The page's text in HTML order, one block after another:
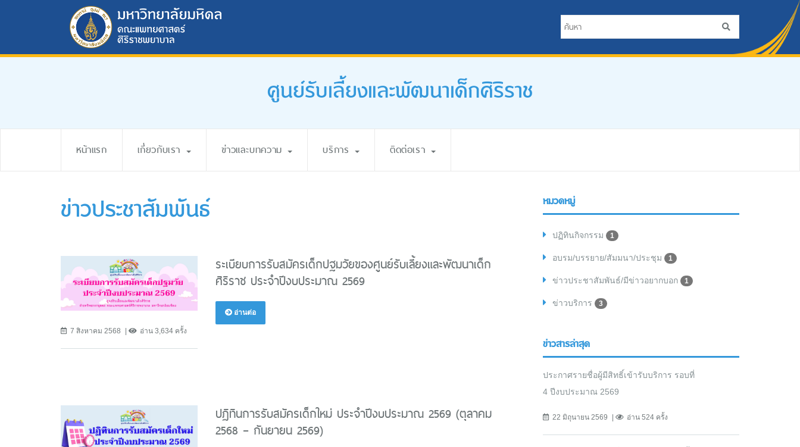
ศูนย์รับเลี้ยงและพัฒนาเด็กศิริราช
หน้าแรก เกี่ยวกับเรา ข่าวและบทความ บริการ ติดต่อเรา
ข่าวประชาสัมพันธ์
7 สิงหาคม 2568 อ่าน 3,634 ครั้ง
ระเบียบการรับสมัครเด็กปฐมวัยของศูนย์รับเลี้ยงและพัฒนาเด็ก
ศิริราช ประจำปีงบประมาณ 2569
อ่านต่อ
ปฏิทินการรับสมัครเด็กใหม่ ประจำปีงบประมาณ 2569 (ตุลาคม
2568 – กันยายน 2569)
หมวดหมู่
ปฏิทินกิจกรรม 1
อบรม/บรรยาย/สัมมนา/ประชุม 1
ข่าวประชาสัมพันธ์/มีข่าวอยากบอก 1
ข่าวบริการ 3
ข่าวสารล่าสุด
ประกาศรายชื่อผู้มีสิทธิ์เข้ารับบริการ รอบที่
4 ปีงบประมาณ 2569
22 มิถุนายน 2569 อ่าน 524 ครั้ง